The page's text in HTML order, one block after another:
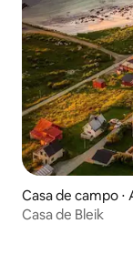
Casa de campo ⋅
Casa de Bleik